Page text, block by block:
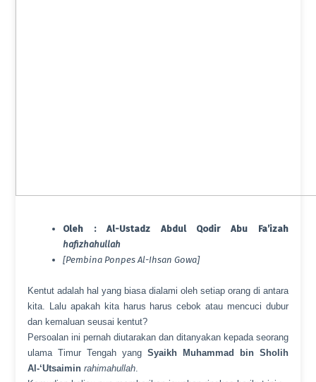
Oleh : Al-Ustadz Abdul Qodir Abu Fa’izah
hafizhahullah
[Pembina Ponpes Al-Ihsan Gowa]
Kentut adalah hal yang biasa dialami oleh setiap orang di antara
kita. Lalu apakah kita harus harus cebok atau mencuci dubur
dan kemaluan seusai kentut?
Persoalan ini pernah diutarakan dan ditanyakan kepada seorang
ulama Timur Tengah yangSyaikh Muhammad bin Sholih
Al-‘Utsaimin rahimahullah.